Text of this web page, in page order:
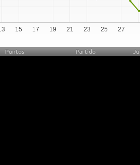
15 17 19 21 23 25 27
Puntos Partido